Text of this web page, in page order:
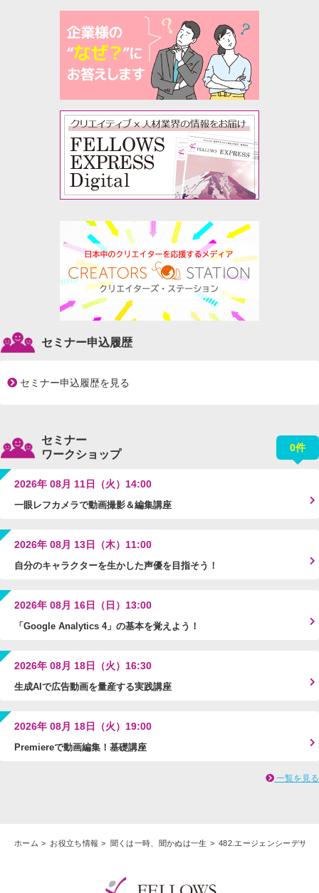
セミナー申込履歴
セミナー申込履歴を見る
セミナー
ワークショップ
0件
2026年 08月 11日（火）14:00
一眼レフカメラで動画撮影＆編集講座
2026年 08月 13日（木）11:00
自分のキャラクターを生かした声優を目指そう！
2026年 08月 16日（日）13:00
「Google Analytics 4」の基本を覚えよう！
2026年 08月 18日（火）16:30
生成AIで広告動画を量産する実践講座
2026年 08月 18日（火）19:00
Premiereで動画編集！基礎講座
一覧を見る
ホーム お役立ち情報 聞くは一時、聞かぬは一生 482.エージェンシーデザイ